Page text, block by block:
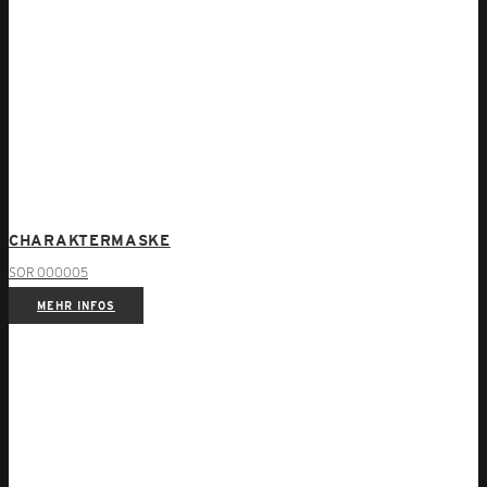
CHARAKTERMASKE
SOR 000005
MEHR INFOS